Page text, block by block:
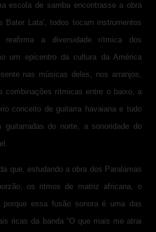
escola de samba encontrasse a obra
Bater Lata’, todos tocam instrumentos
a diversidade rítmica dos
um epicentro da cultura da América
nas músicas deles, nos arranjos,
combinações rítmicas entre o baixo, a
conceito de guitarra havaiana e tudo
do norte, a sonoridade do
que, estudando a obra dos Paralamas
os ritmos de matriz africana, o
essa fusão sonora é uma das
ricas da banda “O que mais me atrai